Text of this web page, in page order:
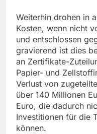
Weiterhin drohen in
Kosten, wenn nicht
und entschlossen
gravierend ist dies
an Zertifikate-
Papier- und
Verlust von
über 140 Millionen
Euro, die dadurch
Investitionen für die
können.